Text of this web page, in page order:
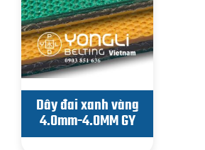
Dây đai xanh vàng
4.0mm-4.0MM GY